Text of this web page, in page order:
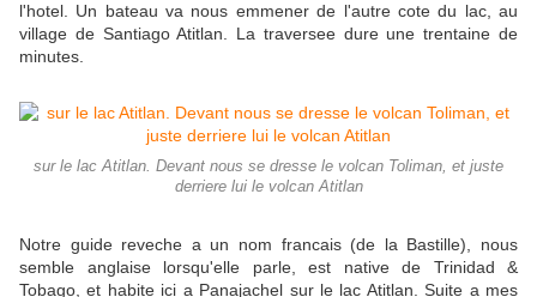
l'hotel. Un bateau va nous emmener de l'autre cote du lac, au
village de Santiago Atitlan. La traversee dure une trentaine de
minutes.
sur le lac Atitlan. Devant nous se dresse le volcan Toliman, et juste
derriere lui le volcan Atitlan
Notre guide reveche a un nom francais (de la Bastille), nous
semble anglaise lorsqu'elle parle, est native de Trinidad &
Tobago, et habite ici a Panajachel sur le lac Atitlan. Suite a mes